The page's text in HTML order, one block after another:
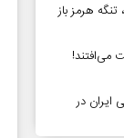
هرمز باز
می‌افتند!
ایران در